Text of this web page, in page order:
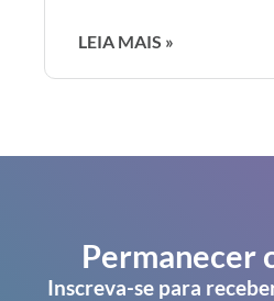
LEIA MAIS »
Permanecer
Inscreva-se para